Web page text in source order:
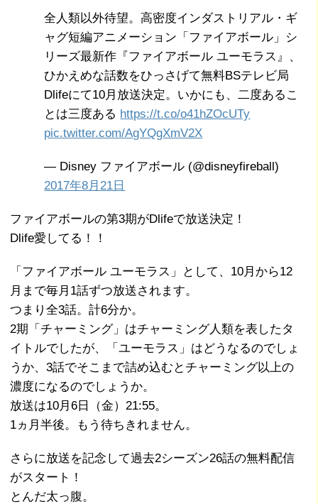
全人類以外待望。高密度インダストリアル・ギ
ャグ短編アニメーション「ファイアボール」シ
リーズ最新作『ファイアボール ユーモラス』、
ひかえめな話数をひっさげて無料BSテレビ局
Dlifeにて10月放送決定。いかにも、二度あるこ
とは三度ある https://t.co/o41hZOcUTy
pic.twitter.com/AgYQgXmV2X
— Disney ファイアボール (@disneyfireball)
2017年8月21日
ファイアボールの第3期がDlifeで放送決定！
Dlife愛してる！！
「ファイアボール ユーモラス」として、10月から12
月まで毎月1話ずつ放送されます。
つまり全3話。計6分か。
2期「チャーミング」はチャーミング人類を表したタ
イトルでしたが、「ユーモラス」はどうなるのでしょ
うか、3話でそこまで詰め込むとチャーミング以上の
濃度になるのでしょうか。
放送は10月6日（金）21:55。
1ヵ月半後。もう待ちきれません。
さらに放送を記念して過去2シーズン26話の無料配信
がスタート！
とんだ太っ腹。